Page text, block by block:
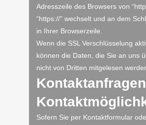
Adresszeile des Browsers von
“https://” wechselt und an dem
in Ihrer Browserzeile.
Wenn die SSL Verschlüsselung
können die Daten, die Sie an uns
nicht von Dritten mitgelesen
Sofern Sie per Kontaktformular